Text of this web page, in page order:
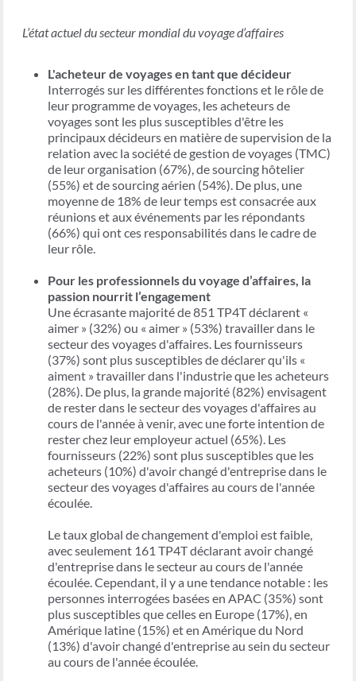
L’état actuel du secteur mondial du voyage d’affaires
L'acheteur de voyages en tant que décideur
Interrogés sur les différentes fonctions et le rôle de
leur programme de voyages, les acheteurs de
voyages sont les plus susceptibles d'être les
principaux décideurs en matière de supervision de la
relation avec la société de gestion de voyages (TMC)
de leur organisation (67%), de sourcing hôtelier
(55%) et de sourcing aérien (54%). De plus, une
moyenne de 18% de leur temps est consacrée aux
réunions et aux événements par les répondants
(66%) qui ont ces responsabilités dans le cadre de
leur rôle.
Pour les professionnels du voyage d’affaires, la
passion nourrit l’engagement
Une écrasante majorité de 851 TP4T déclarent «
aimer » (32%) ou « aimer » (53%) travailler dans le
secteur des voyages d'affaires. Les fournisseurs
(37%) sont plus susceptibles de déclarer qu'ils «
aiment » travailler dans l'industrie que les acheteurs
(28%). De plus, la grande majorité (82%) envisagent
de rester dans le secteur des voyages d'affaires au
cours de l'année à venir, avec une forte intention de
rester chez leur employeur actuel (65%). Les
fournisseurs (22%) sont plus susceptibles que les
acheteurs (10%) d'avoir changé d'entreprise dans le
secteur des voyages d'affaires au cours de l'année
écoulée.
Le taux global de changement d'emploi est faible,
avec seulement 161 TP4T déclarant avoir changé
d'entreprise dans le secteur au cours de l'année
écoulée. Cependant, il y a une tendance notable : les
personnes interrogées basées en APAC (35%) sont
plus susceptibles que celles en Europe (17%), en
Amérique latine (15%) et en Amérique du Nord
(13%) d'avoir changé d'entreprise au sein du secteur
au cours de l'année écoulée.